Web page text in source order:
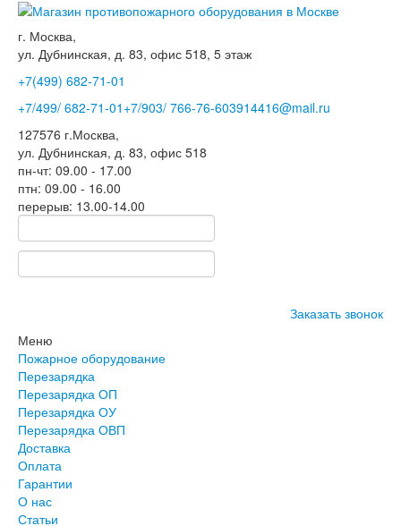
г. Москва,
ул. Дубнинская, д. 83, офис 518, 5 этаж
+7(499) 682-71-01
+7/499/ 682-71-01 +7/903/ 766-76-603914416@mail.ru
127576 г.Москва,
ул. Дубнинская, д. 83, офис 518
пн-чт: 09.00 - 17.00
птн: 09.00 - 16.00
перерыв: 13.00-14.00
Заказать звонок
Меню
Пожарное оборудование
Перезарядка
Перезарядка ОП
Перезарядка ОУ
Перезарядка ОВП
Доставка
Оплата
Гарантии
О нас
Статьи